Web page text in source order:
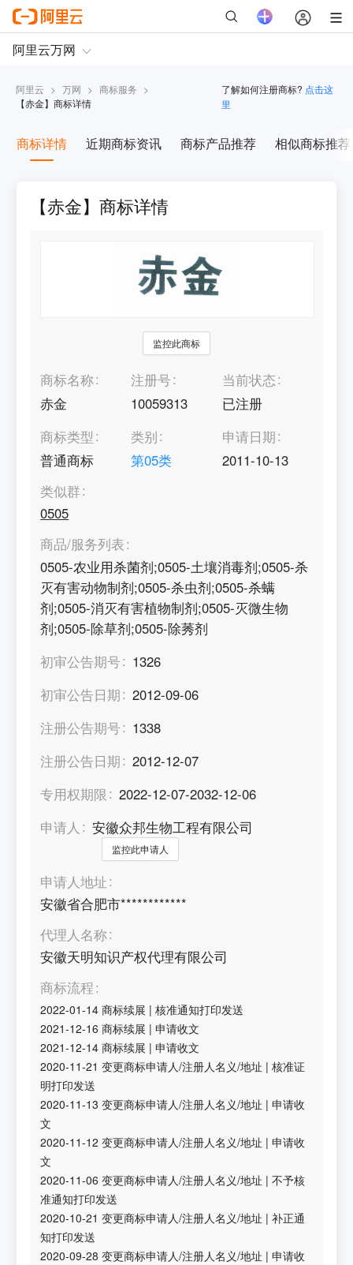
阿里云 > 万网 > 商标服务 >
【赤金】商标详情
了解如何注册商标? 点击这
里
商标详情 近期商标资讯 商标产品推荐 相似商标推荐
【赤金】商标详情
监控此商标
商标名称
赤金
注册号
10059313
当前状态
已注册
商标类型
普通商标
类别
第05类
申请日期
2011-10-13
类似群
0505
商品/服务列表
0505-农业用杀菌剂;0505-土壤消毒剂;0505-杀
灭有害动物制剂;0505-杀虫剂;0505-杀螨
剂;0505-消灭有害植物制剂;0505-灭微生物
剂;0505-除草剂;0505-除莠剂
初审公告期号
1326
初审公告日期
2012-09-06
注册公告期号
1338
注册公告日期
2012-12-07
专用权期限
2022-12-07-2032-12-06
申请人
安徽众邦生物工程有限公司
监控此申请人
申请人地址
安徽省合肥市************
代理人名称
安徽天明知识产权代理有限公司
商标流程
2022-01-14 商标续展 |核准通知打印发送
2021-12-16 商标续展 |申请收文
2021-12-14 商标续展 |申请收文
2020-11-21 变更商标申请人/注册人名义/地址 |核准证
明打印发送
2020-11-13 变更商标申请人/注册人名义/地址 |申请收
文
2020-11-12 变更商标申请人/注册人名义/地址 |申请收
文
2020-11-06 变更商标申请人/注册人名义/地址 |不予核
准通知打印发送
2020-10-21 变更商标申请人/注册人名义/地址 |补正通
知打印发送
2020-09-28 变更商标申请人/注册人名义/地址 |申请收